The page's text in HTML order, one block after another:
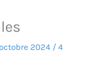
2024 / 4